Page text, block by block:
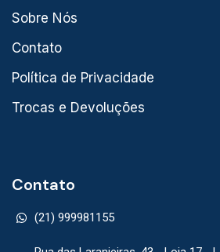
Sobre Nós
Contato
Política de Privacidade
Trocas e Devoluções
Contato
(21) 999981155